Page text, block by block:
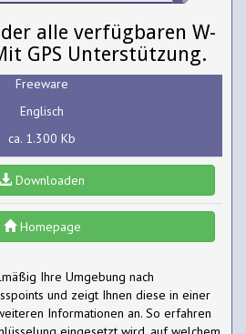
alle verfügbaren W-
GPS Unterstützung.
Freeware
Englisch
ca. 1.300 Kb
Downloaden
Homepage
Ihre Umgebung nach
und zeigt Ihnen diese in einer
Informationen an. So erfahren